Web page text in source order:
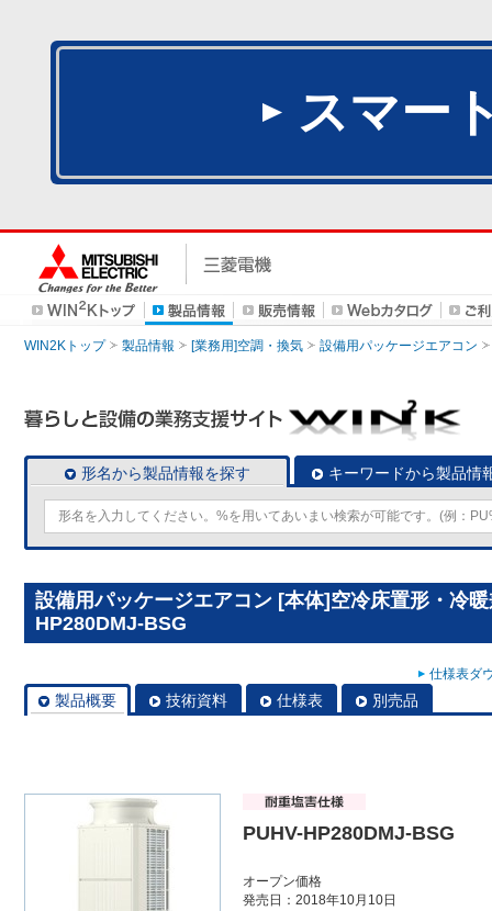
スマー
WIN2Kトップ 製品情報 [業務用]空調・換気 設備用パッケージエアコン
形名から製品情報を探す キーワードから製品情
設備用パッケージエアコン [本体]空冷床置形・冷
HP280DMJ-BSG
仕様表ダ
製品概要 技術資料 仕様表 別売品
PUHV-HP280DMJ-BSG
オープン価格
発売日：2018年10月10日